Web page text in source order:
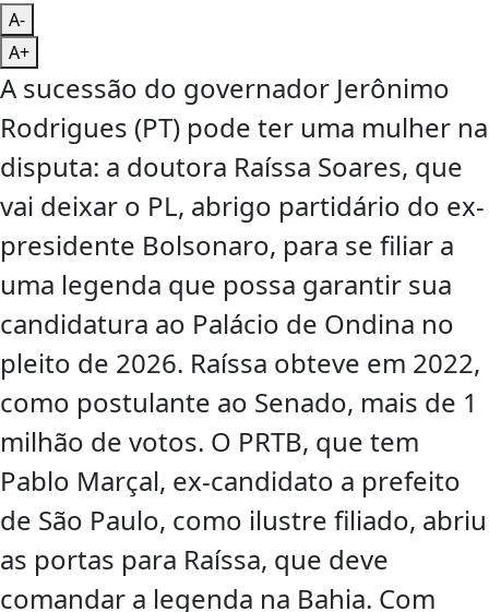
A-
A+
A sucessão do governador Jerônimo
Rodrigues (PT) pode ter uma mulher na
disputa: a doutora Raíssa Soares, que
vai deixar o PL, abrigo partidário do ex-
presidente Bolsonaro, para se filiar a
uma legenda que possa garantir sua
candidatura ao Palácio de Ondina no
pleito de 2026. Raíssa obteve em 2022,
como postulante ao Senado, mais de 1
milhão de votos. O PRTB, que tem
Pablo Marçal, ex-candidato a prefeito
de São Paulo, como ilustre filiado, abriu
as portas para Raíssa, que deve
comandar a legenda na Bahia. Com